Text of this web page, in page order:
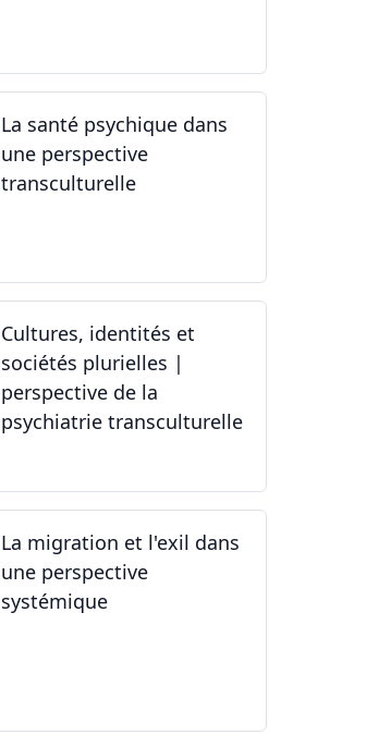
La santé psychique dans
une perspective
transculturelle
Cultures, identités et
sociétés plurielles |
perspective de la
psychiatrie transculturelle
La migration et l'exil dans
une perspective
systémique